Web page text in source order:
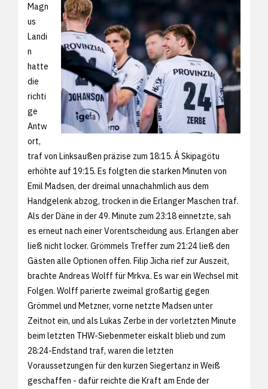
Magn
us
Landi
n
hatte
die
richti
ge
Antw
ort,
traf von Linksaußen präzise zum 18:15. Á Skipagötu
erhöhte auf 19:15. Es folgten die starken Minuten von
Emil Madsen, der dreimal unnachahmlich aus dem
Handgelenk abzog, trocken in die Erlanger Maschen traf.
Als der Däne in der 49. Minute zum 23:18 einnetzte, sah
es erneut nach einer Vorentscheidung aus. Erlangen aber
ließ nicht locker. Grömmels Treffer zum 21:24 ließ den
Gästen alle Optionen offen. Filip Jicha rief zur Auszeit,
brachte Andreas Wolff für Mrkva. Es war ein Wechsel mit
Folgen. Wolff parierte zweimal großartig gegen
Grömmel und Metzner, vorne netzte Madsen unter
Zeitnot ein, und als Lukas Zerbe in der vorletzten Minute
beim letzten THW-Siebenmeter eiskalt blieb und zum
28:24-Endstand traf, waren die letzten
Voraussetzungen für den kurzen Siegertanz in Weiß
geschaffen - dafür reichte die Kraft am Ende der